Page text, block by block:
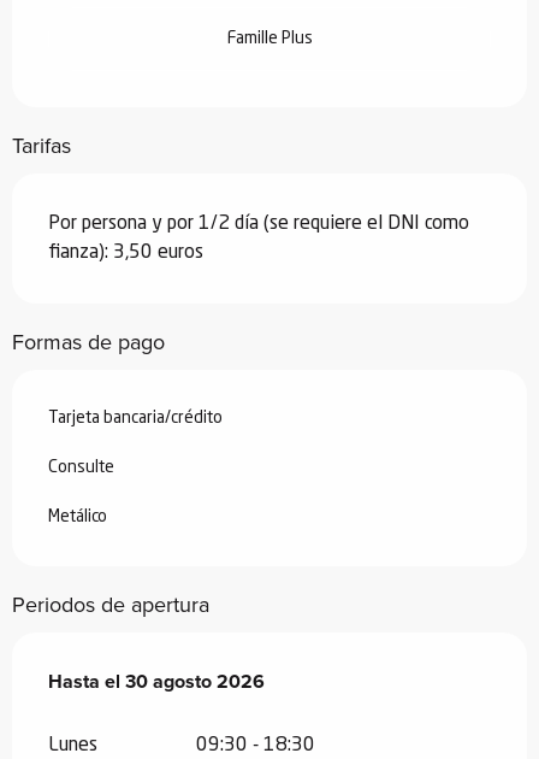
Famille Plus
Tarifas
Por persona y por 1/2 día (se requiere el DNI como
fianza): 3,50 euros
Formas de pago
Tarjeta bancaria/crédito
Consulte
Metálico
Periodos de apertura
Del4 julio 2026al30 agosto 2026
Hasta el 30 agosto 2026
Lunes 09:30 - 18:30